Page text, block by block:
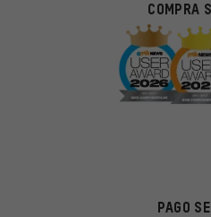
COMPRA
PAGO